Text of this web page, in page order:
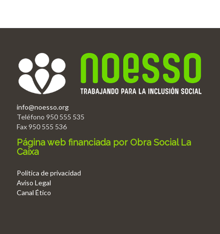
info@noesso.org
Teléfono 950 555 535
Fax 950 555 536
Página web financiada por Obra Social La
Caixa
Politica de privacidad
Aviso Legal
Canal Ético